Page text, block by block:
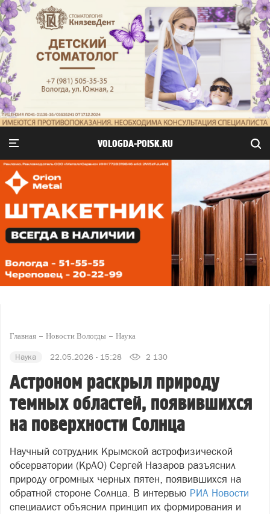
VOLOGDA-POISK.RU
Главная Новости Вологды Наука
Наука 22.05.2026 - 15:28 2 130
Астроном раскрыл природу
темных областей, появившихся
на поверхности Солнца
Научный сотрудник Крымской астрофизической
обсерватории (КрАО) Сергей Назаров разъяснил
природу огромных черных пятен, появившихся на
обратной стороне Солнца. В интервью РИА Новости
специалист объяснил принцип их формирования и